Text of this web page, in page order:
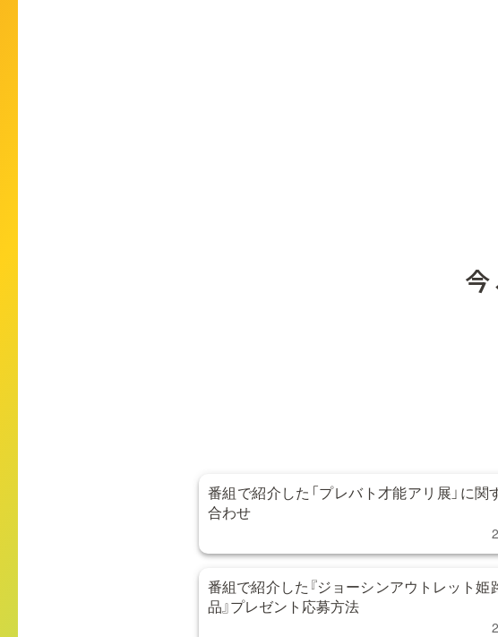
番組で紹介した「プレバト才能アリ展」に関
合わせ
番組で紹介した『ジョーシンアウトレット
品』プレゼント応募方法